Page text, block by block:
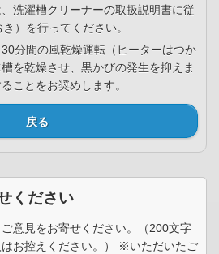
濯槽クリーナーの取扱説明書に従
）を行ってください。
分間の風乾燥運転（ヒーターはつか
を乾燥させ、黒かびの発生を抑えま
ことをお奨めします。
戻る
ください
意見をお寄せください。（200文字
お控えください。） ※いただいたご